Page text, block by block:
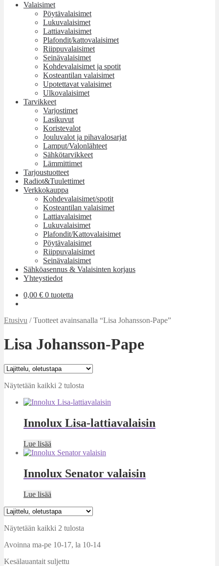
Valaisimet
Pöytävalaisimet
Lukuvalaisimet
Lattiavalaisimet
Plafondit/kattovalaisimet
Riippuvalaisimet
Seinävalaisimet
Kohdevalaisimet ja spotit
Kosteantilan valaisimet
Upotettavat valaisimet
Ulkovalaisimet
Tarvikkeet
Varjostimet
Lasikuvut
Koristevalot
Jouluvalot ja pihavalosarjat
Lamput/Valonlähteet
Sähkötarvikkeet
Lämmittimet
Tarjoustuotteet
Radiot&Tuulettimet
Verkkokauppa
Kohdevalaisimet/spotit
Kosteantilan valaisimet
Lattiavalaisimet
Lukuvalaisimet
Plafondit/Kattovalaisimet
Pöytävalaisimet
Riippuvalaisimet
Seinävalaisimet
Sähköasennus & Valaisinten korjaus
Yhteystiedot
0,00 € 0 tuotetta
Etusivu /Tuotteet avainsanalla “Lisa Johansson-Pape”
Lisa Johansson-Pape
Näytetään kaikki 2 tulosta
Innolux Lisa-lattiavalaisin
Lue lisää
Innolux Senator valaisin
Lue lisää
Näytetään kaikki 2 tulosta
Avoinna ma-pe 10-17, la 10-14
Kesälauantait suljettu